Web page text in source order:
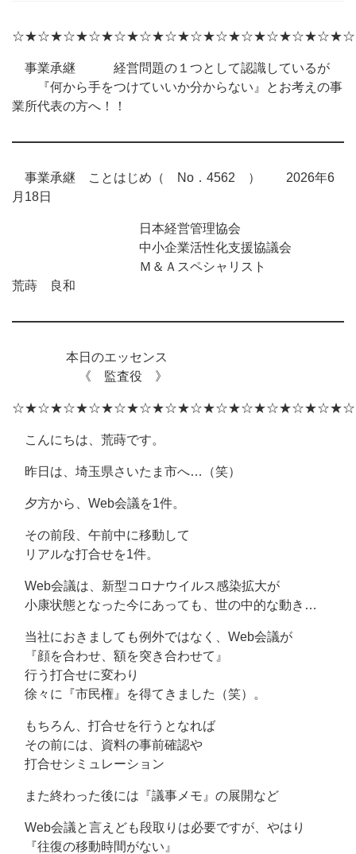
事業承継 経営問題の１つとして認識しているが
『何から手をつけていいか分からない』とお考えの事
業所代表の方へ！！
事業承継 ことはじめ（ No．4562 ） 2026年6
月18日
日本経営管理協会
中小企業活性化支援協議会
Ｍ＆Ａスペシャリスト
荒蒔 良和
本日のエッセンス
《 監査役 》
こんにちは、荒蒔です。
昨日は、埼玉県さいたま市へ…（笑）
夕方から、Web会議を1件。
その前段、午前中に移動して
リアルな打合せを1件。
Web会議は、新型コロナウイルス感染拡大が
小康状態となった今にあっても、世の中的な動き…
当社におきましても例外ではなく、Web会議が
『顔を合わせ、額を突き合わせて』
行う打合せに変わり
徐々に『市民権』を得てきました（笑）。
もちろん、打合せを行うとなれば
その前には、資料の事前確認や
打合せシミュレーション
また終わった後には『議事メモ』の展開など
Web会議と言えども段取りは必要ですが、やはり
『往復の移動時間がない』